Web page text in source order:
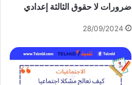
ضرورات لا حقوق الثالثة إعدادي
28/09/2024